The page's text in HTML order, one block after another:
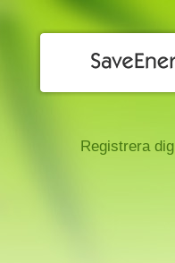
Registrera dig